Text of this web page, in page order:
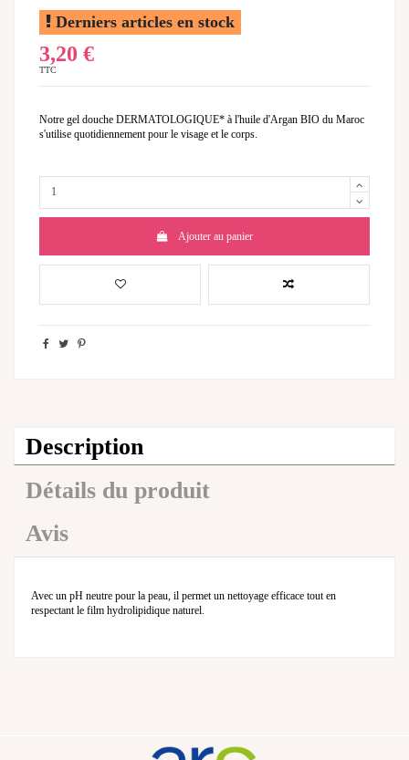
Derniers articles en stock
3,20 €
TTC
Notre gel douche DERMATOLOGIQUE* à l'huile d'Argan BIO du Maroc
s'utilise quotidiennement pour le visage et le corps.
Ajouter au panier
Description
Détails du produit
Avis
Avec un pH neutre pour la peau, il permet un nettoyage efficace tout en
respectant le film hydrolipidique naturel.